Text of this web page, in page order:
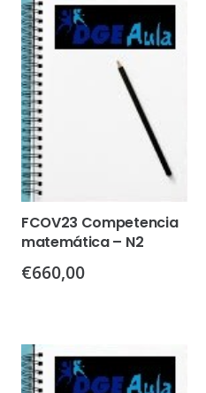
FCOV23 Competencia
matemática – N2
€660,00